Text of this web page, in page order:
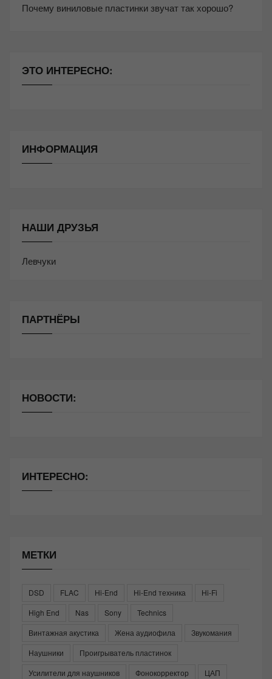
Почему виниловые пластинки звучат так хорошо?
ЭТО ИНТЕРЕСНО:
ИНФОРМАЦИЯ
НАШИ ДРУЗЬЯ
Левчуки
ПАРТНЁРЫ
НОВОСТИ:
ИНТЕРЕСНО:
МЕТКИ
DSD FLAC Hi-End Hi-End техника
Hi-Fi
High End
Nas Sony
Technics
Винтажная акустика
Жена аудиофила
Звукомания
Наушники
Проигрыватель пластинок
Усилители для наушников
Фонокорректор
ЦАП